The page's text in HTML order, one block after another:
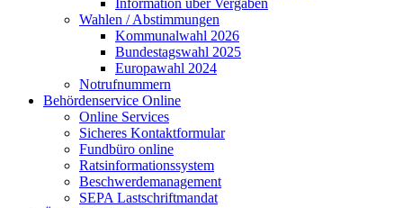
Information über Vergaben
Wahlen / Abstimmungen
Kommunalwahl 2026
Bundestagswahl 2025
Europawahl 2024
Notrufnummern
Behördenservice Online
Online Services
Sicheres Kontaktformular
Fundbüro online
Ratsinformationssystem
Beschwerdemanagement
SEPA Lastschriftmandat